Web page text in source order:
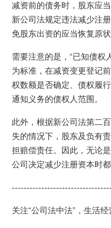
减资前的债务时，股东应
新公司法规定违法减少注
免股东出资的应当恢复原状
需要注意的是，“已知债权
为标准，在减资变更登记
权数额是否确定、债权履
通知义务的债权人范围。
此外，根据新公司法第二
失的情况下，股东及负有
担赔偿责任。因此，无论
公司决定减少注册资本时
关注“公司法中法”，生活经